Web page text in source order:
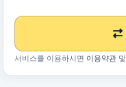
서비스를 이용하시면 이용약관 및